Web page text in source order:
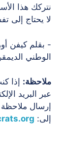
نتركك هذا
لا يحتاج إلى
- بقلم كيفن
الوطني
ملاحظة:
عبر البريد
إرسال ملاحظة
إلى: